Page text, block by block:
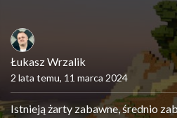
Łukasz Wrzalik
2 lata temu, 11 marca 2024
Istnieją żarty zabawne, średnio